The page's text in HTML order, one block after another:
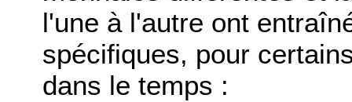
l'une à l'autre ont
spécifiques, pour
dans le temps :